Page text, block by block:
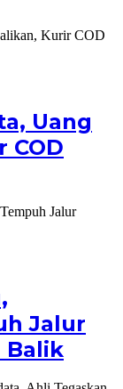
Uang
COD
Jalur
Balik